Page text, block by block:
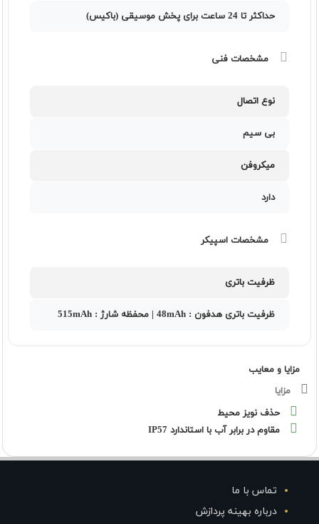
حداکثر تا 24 ساعت برای پخش موسیقی (باکیس)
مشخصات فنی
نوع اتصال
بی سیم
میکروفن
دارد
مشخصات اسپیکر
ظرفیت باتری
ظرفیت باتری هدفون : 48mAh | محفظه شارژ : 515mAh
مزایا و معایب
مزایا
حذف نویز محیط
مقاوم در برابر آب با استاندارد IP57
تماس با ما
درباره بهینه پردازش